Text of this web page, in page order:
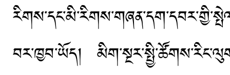
བར་ཁྱབ་ཡོད།